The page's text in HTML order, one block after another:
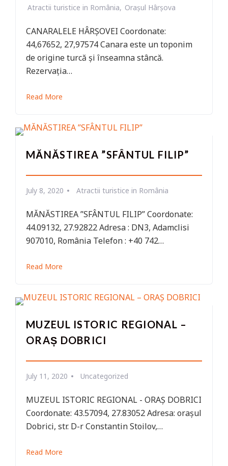
Atractii turistice in România
Orașul Hârșova
CANARALELE HÂRȘOVEI Coordonate:
44,67652, 27,97574 Canara este un toponim
de origine turcă și înseamna stâncă.
Rezervația…
Read More
MĂNĂSTIREA ”SFÂNTUL FILIP”
July 8, 2020 Atractii turistice in România
MĂNĂSTIREA ”SFÂNTUL FILIP” Coordonate:
44.09132, 27.92822 Adresa : DN3, Adamclisi
907010, România Telefon : +40 742…
Read More
MUZEUL ISTORIC REGIONAL –
ORAȘ DOBRICI
July 11, 2020 Uncategorized
MUZEUL ISTORIC REGIONAL - ORAȘ DOBRICI
Coordonate: 43.57094, 27.83052 Adresa: orașul
Dobrici, str. D-r Constantin Stoilov,…
Read More